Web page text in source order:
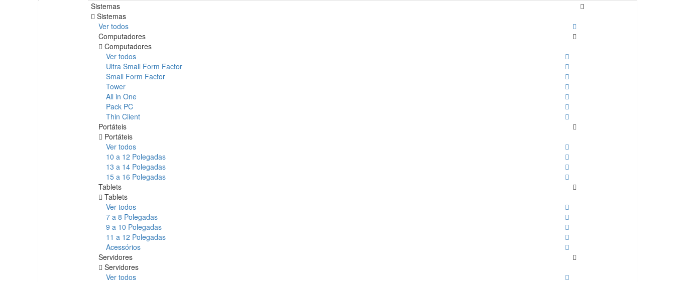
Sistemas
Sistemas
Ver todos
Computadores
Computadores
Ver todos
Ultra Small Form Factor
Small Form Factor
Tower
All in One
Pack PC
Thin Client
Portáteis
Portáteis
Ver todos
10 a 12 Polegadas
13 a 14 Polegadas
15 a 16 Polegadas
Tablets
Tablets
Ver todos
7 a 8 Polegadas
9 a 10 Polegadas
11 a 12 Polegadas
Acessórios
Servidores
Servidores
Ver todos